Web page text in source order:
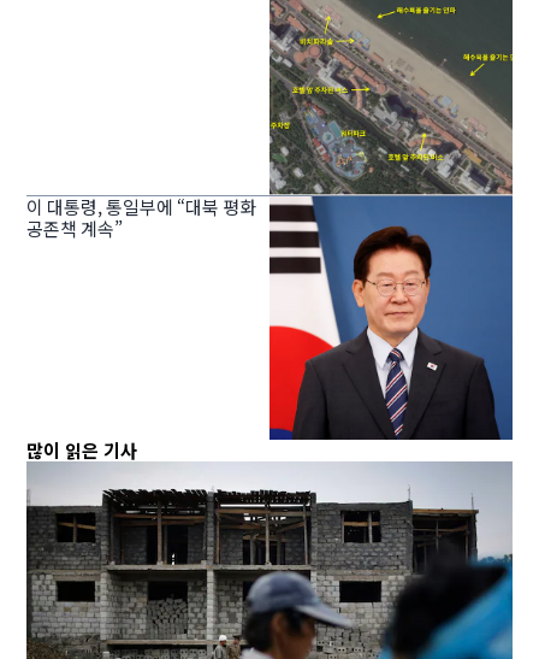
이 대통령, 통일부에 “대북 평화
공존책 계속”
많이 읽은 기사